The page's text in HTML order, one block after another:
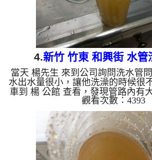
4.新竹 竹東 和興街 水管
當天 楊先生 來到公司詢問洗水管
水出水量很小，讓他洗澡的時候很
車到 楊 公館 查看，發現管路內有
管路內部堵塞，讓水不能順利通過
水管清洗機 ，開始 清洗水管 ，髒
出，如下圖及影片，楊先生 看到
髒，髒水流掉後還留有很多沉積物
小時後，出水量變大， 楊先生可痛
洗水管, 水管清洗, 洗水管, 熱水管
觀看次數：4393